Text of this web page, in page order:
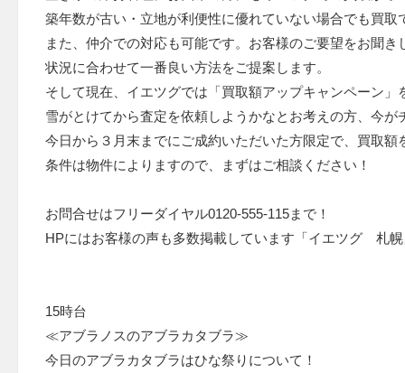
築年数が古い・立地が利便性に優れていない場合でも買取
また、仲介での対応も可能です。お客様のご要望をお聞き
状況に合わせて一番良い方法をご提案します。
そして現在、イエツグでは「買取額アップキャンペーン」
雪がとけてから査定を依頼しようかなとお考えの方、今が
今日から３月末までにご成約いただいた方限定で、買取額
条件は物件によりますので、まずはご相談ください！
お問合せはフリーダイヤル0120-555-115まで！
HPにはお客様の声も多数掲載しています「イエツグ 札
15時台
≪アブラノスのアブラカタブラ≫
今日のアブラカタブラはひな祭りについて！